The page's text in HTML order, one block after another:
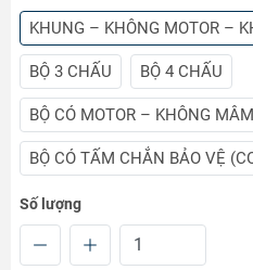
KHUNG – KHÔNG MOTOR –
BỘ 3 CHẤU BỘ 4 CHẤU
BỘ CÓ MOTOR – KHÔNG
BỘ CÓ TẤM CHẮN BẢO VỆ
Số lượng